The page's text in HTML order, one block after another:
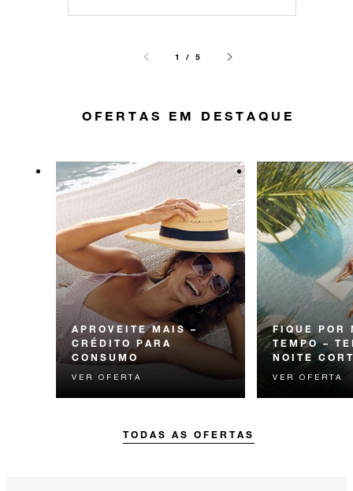
1 / 5
OFERTAS EM DESTAQUE
APROVEITE MAIS –
CRÉDITO PARA
CONSUMO
Experimente algo inesquecível
com crédito para você gastar
VER OFERTA
FIQUE POR
TEMPO –
NOITE
Receba a
VER OFERTA
TODAS AS OFERTAS